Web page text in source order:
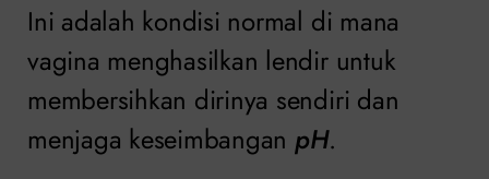
Ini adalah kondisi normal di mana
vagina menghasilkan lendir untuk
membersihkan dirinya sendiri dan
menjaga keseimbangan pH.